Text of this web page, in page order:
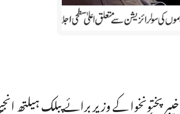
خیبر پختونخوا کے وزیر برائے پبلک